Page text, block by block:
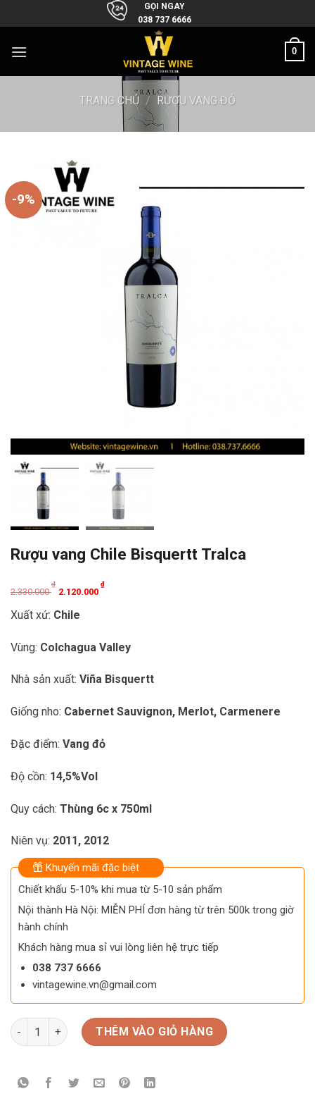
to
GỌI NGAY
038 737 6666
0
TRANG CHỦ / RƯỢU VANG ĐỎ
-9%
Rượu vang Chile Bisquertt Tralca
2.330.000
₫
Original
price
was:
2.330.000 ₫.
2.120.000
₫
Current
price
is:
2.120.000 ₫.
Xuất xứ: Chile
Vùng: Colchagua Valley
Nhà sản xuất: Viña Bisquertt
Giống nho: Cabernet Sauvignon, Merlot, Carmenere
Đặc điểm: Vang đỏ
Độ cồn: 14,5%Vol
Quy cách: Thùng 6c x 750ml
Niên vụ: 2011, 2012
Khuyến mãi đặc biệt
Chiết khấu 5-10% khi mua từ 5-10 sản phẩm
Nội thành Hà Nội: MIỄN PHÍ đơn hàng từ trên 500k trong giờ
hành chính
Khách hàng mua sỉ vui lòng liên hệ trực tiếp
038 737 6666
vintagewine.vn@gmail.com
Rượu vang Chile Bisquertt Tralca số lượng
THÊM VÀO GIỎ HÀNG